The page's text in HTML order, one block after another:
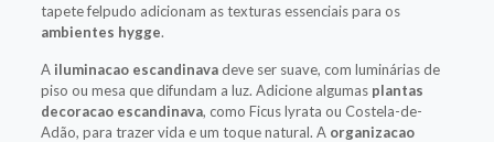
tapete felpudo adicionam as texturas essenciais para os
ambientes hygge.
A iluminacao escandinavadeve ser suave, com luminárias de
piso ou mesa que difundam a luz. Adicione algumas plantas
decoracao escandinava, como Ficus lyrata ou Costela-de-
Adão, para trazer vida e um toque natural. A organizacao